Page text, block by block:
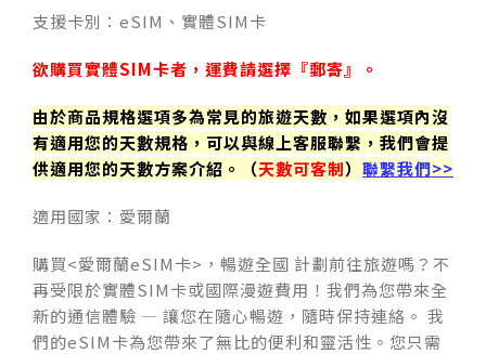
支援卡別：eSIM、實體SIM卡
欲購買實體SIM卡者，運費請選擇『郵寄』。
由於商品規格選項多為常見的旅遊天數，如果選項內沒
有適用您的天數規格，可以與線上客服聯繫，我們會提
供適用您的天數方案介紹。（天數可客制） 聯繫我們>>
適用國家：愛爾蘭
購買<愛爾蘭eSIM卡>，暢遊全國 計劃前往旅遊嗎？不
再受限於實體SIM卡或國際漫遊費用！我們為您帶來全
新的通信體驗 — 讓您在隨心暢遊，隨時保持連絡。 我
們的eSIM卡為您帶來了無比的便利和靈活性。您只需